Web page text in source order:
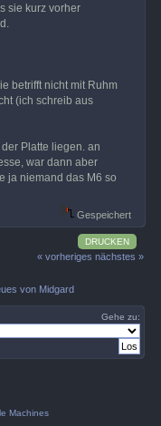
sie kurz vorher
betrifft nicht mit Ruhm
(ich schreib aus
Platte liegen. an
war dann aber
ja niemand das M6 so
Gespeichert
DRUCKEN
« vorheriges nächstes »
von Midgard
Gehe zu:
Machines